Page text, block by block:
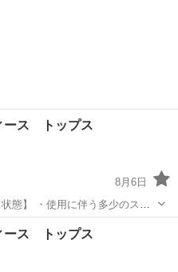
ース トップス
8月6日
います ・詳細は現地でご確認
でご了承願います ※中古品のた
ース トップス